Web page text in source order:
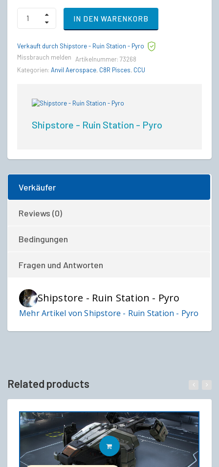
Aegis
Avenger
Stalker
Anvil
C8R
Upgrade
IN DEN WARENKORB
Verkauft durch Shipstore - Ruin Station - Pyro
Missbrauch melden
Artikelnummer: 73268
Kategorien: Anvil Aerospace, C8R Pisces, CCU
Shipstore - Ruin Station - Pyro
Verkäufer
Reviews (0)
Bedingungen
Fragen und Antworten
Shipstore - Ruin Station - Pyro
Mehr Artikel von Shipstore - Ruin Station - Pyro
Related products
IN DEN WARENKORB